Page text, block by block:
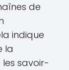
de
indique
la
savoir-